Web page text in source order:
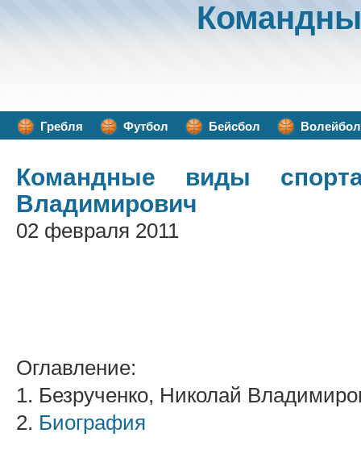
Гребля Футбол Бейсбол Волейбол
Командные виды
Владимирович
02 февраля 2011
Оглавление:
1. Безрученко, Николай
2. Биография